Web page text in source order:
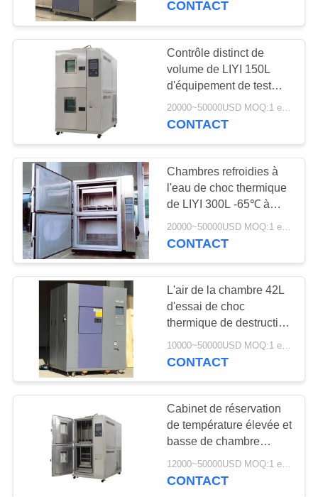
Chambre d'humidité
de la température
17
Promenade dans la
chambre d'essai
14
Chambre d'ESS
12
CONTACT
Contrôle distinct de
volume de LIYI 150L
d'équipement de test
interne de choc
thermique avec le vitrail
20000~50000USD MOQ:1 ensemble
CONTACT
Chambres refroidies à
l'eau de choc thermique
de LIYI 300L -65℃ à
l'équipement d'essai
thermique de +180 ℃
CONTACT
L'air de la chambre 42L
d'essai de choc
thermique de destruction
de fiabilité de LIYI a
refroidi le CE diplômée
10000~50000USD MOQ:1 ensemble
CONTACT
Cabinet de réservation
de température élevée et
basse de chambre
d'essai de choc
thermique de type LIYI 2
12000~50000USD MOQ:1 ensemble
CONTACT